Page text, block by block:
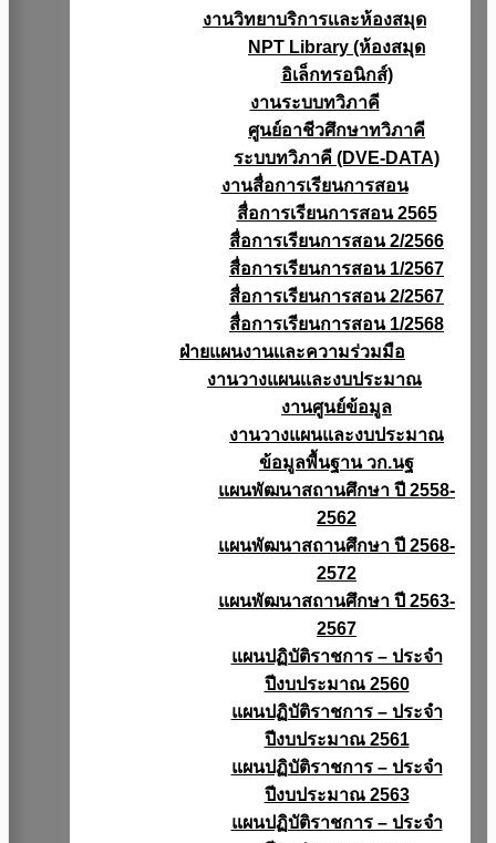
งานวิทยาบริการเเละห้องสมุด
NPT Library (ห้องสมุด
อิเล็กทรอนิกส์)
งานระบบทวิภาคี
ศูนย์อาชีวศึกษาทวิภาคี
ระบบทวิภาคี (DVE-DATA)
งานสื่อการเรียนการสอน
สื่อการเรียนการสอน 2565
สื่อการเรียนการสอน 2/2566
สื่อการเรียนการสอน 1/2567
สื่อการเรียนการสอน 2/2567
สื่อการเรียนการสอน 1/2568
ฝ่ายแผนงานเเละความร่วมมือ
งานวางแผนเเละงบประมาณ
งานศูนย์ข้อมูล
งานวางแผนและงบประมาณ
ข้อมูลพื้นฐาน วก.นฐ
แผนพัฒนาสถานศึกษา ปี 2558-
2562
แผนพัฒนาสถานศึกษา ปี 2568-
2572
แผนพัฒนาสถานศึกษา ปี 2563-
2567
แผนปฏิบัติราชการ – ประจำ
ปีงบประมาณ 2560
แผนปฏิบัติราชการ – ประจำ
ปีงบประมาณ 2561
แผนปฏิบัติราชการ – ประจำ
ปีงบประมาณ 2563
แผนปฏิบัติราชการ – ประจำ